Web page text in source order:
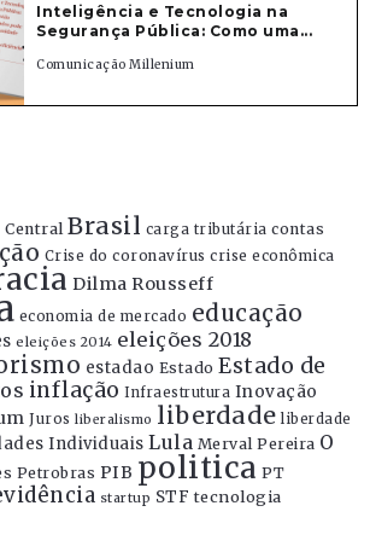
Inteligência e Tecnologia na
Segurança Pública: Como uma...
Comunicação Millenium
Central Brasil carga tributária contas
Crise do coronavírus crise econômica
Dilma Rousseff
economia de mercado educação
eleições 2014 eleições 2018
estadao Estado Estado de
inflação Infraestrutura Inovação
Juros liberalismo liberdade liberdade
Individuais Lula Merval Pereira O
Petrobras PIB politica PT
startup STF tecnologia